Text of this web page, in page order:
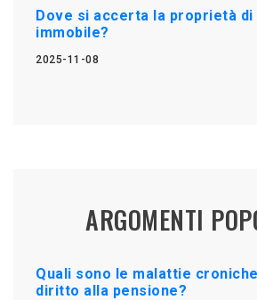
Dove si accerta la proprietà
immobile?
2025-11-08
ARGOMENTI
Quali sono le malattie
diritto alla pensione?